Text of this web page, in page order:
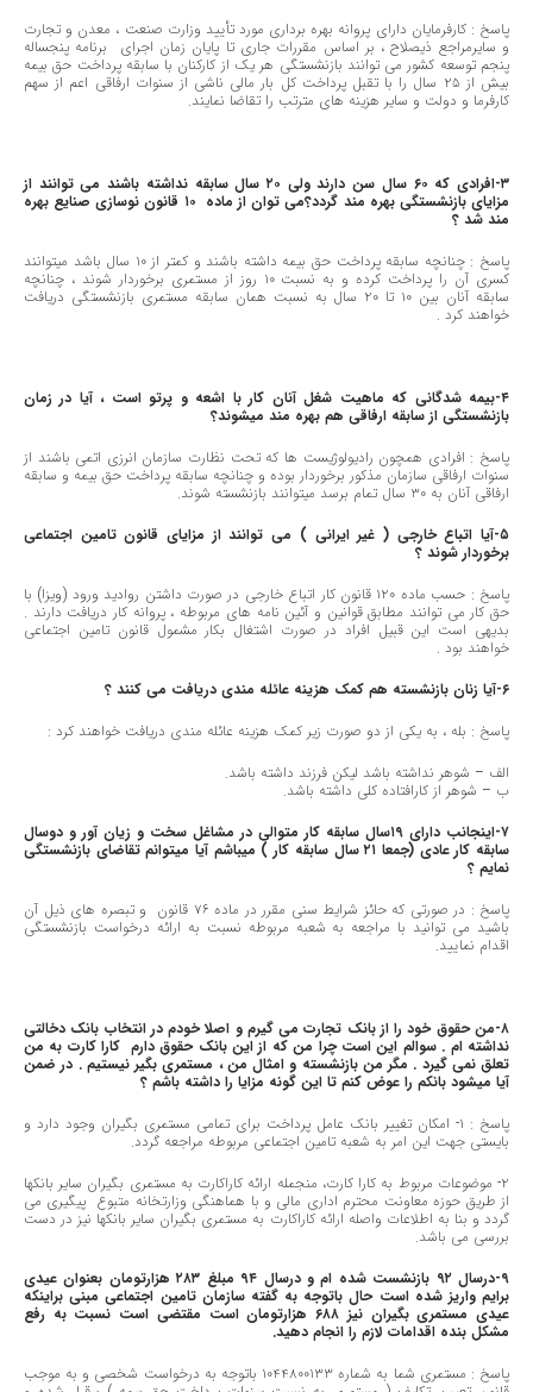
پاسخ : کارفرمایان دارای پروانه بهره برداری مورد تأیید وزارت صنعت ، معدن و تجارت
و سایرمراجع ذیصلاح ، بر اساس مقررات جاری تا پایان زمان اجرای برنامه پنجساله
پنجم توسعه کشور می توانند بازنشستگی هر یک از کارکنان با سابقه پرداخت حق بیمه
بیش از ٢٥ سال را با تقبل پرداخت کل بار مالی ناشی از سنوات ارفاقی اعم از سهم
کارفرما و دولت و سایر هزینه های مترتب را تقاضا نمایند.
٣-افرادی که ٦٠ سال سن دارند ولی ٢٠ سال سابقه نداشته باشند می توانند از
مزایای بازنشستگی بهره مند گردد؟ می توان از ماده ١٠ قانون نوسازی صنایع بهره
مند شد ؟
پاسخ : چنانچه سابقه پرداخت حق بیمه داشته باشند و کمتر از ١٠ سال باشد میتوانند
کسری آن را پرداخت کرده و به نسبت ١٠ روز از مستمری برخوردار شوند ، چنانچه
سابقه آنان بین ١٠ تا ٢٠ سال به نسبت همان سابقه مستمری بازنشستگی دریافت
خواهند کرد .
٤-بیمه شدگانی که ماهیت شغل آنان کار با اشعه و پرتو است ، آیا در زمان
بازنشستگی از سابقه ارفاقی هم بهره مند میشوند؟
پاسخ : افرادی همچون رادیولوژیست ها که تحت نظارت سازمان انرزی اتمی باشند از
سنوات ارفاقی سازمان مذکور برخوردار بوده و چنانچه سابقه پرداخت حق بیمه و سابقه
ارفاقی آنان به ٣٠ سال تمام برسد میتوانند بازنشسته شوند.
٥-آیا اتباع خارجی ( غیر ایرانی ) می توانند از مزایای قانون تامین اجتماعی
برخوردار شوند ؟
پاسخ : حسب ماده ١٢٠ قانون کار اتباع خارجی در صورت داشتن روادید ورود (ویزا) با
حق کار می توانند مطابق قوانین و آئین نامه های مربوطه ، پروانه کار دریافت دارند .
بدیهی است این قبیل افراد در صورت اشتغال بکار مشمول قانون تامین اجتماعی
خواهند بود .
٦-آیا زنان بازنشسته هم کمک هزینه عائله مندی دریافت می کنند ؟
پاسخ : بله ، به یکی از دو صورت زیر کمک هزینه عائله مندی دریافت خواهند کرد :
الف – شوهر نداشته باشد لیکن فرزند داشته باشد.
ب – شوهر از کارافتاده کلی داشته باشد.
٧-اینجانب دارای ١٩سال سابقه کار متوالی در مشاغل سخت و زیان آور و دوسال
سابقه کار عادی (جمعا ٢١ سال سابقه کار ) میباشم آیا میتوانم تقاضای بازنشستگی
نمایم ؟
پاسخ : در صورتی که حائز شرایط سنی مقرر در ماده ٧٦ قانون و تبصره های ذیل آن
باشید می توانید با مراجعه به شعبه مربوطه نسبت به ارائه درخواست بازنشستگی
اقدام نمایید.
٨-من حقوق خود را از بانک تجارت می گیرم و اصلا خودم در انتخاب بانک دخالتی
نداشته ام . سوالم این است چرا من که از این بانک حقوق دارم کارا کارت به من
تعلق نمی گیرد . مگر من بازنشسته و امثال من ، مستمری بگیر نیستیم . در ضمن
آیا میشود بانکم را عوض کنم تا این گونه مزایا را داشته باشم ؟
پاسخ : ١- امکان تغییر بانک عامل پرداخت برای تمامی مستمری بگیران وجود دارد و
بایستی جهت این امر به شعبه تامین اجتماعی مربوطه مراجعه گردد.
٢- موضوعات مربوط به کارا کارت، منجمله ارائه کاراکارت به مستمری بگیران سایر بانکها
از طریق حوزه معاونت محترم اداری مالی و با هماهنگی وزارتخانه متبوع پیگیری می
گردد و بنا به اطلاعات واصله ارائه کاراکارت به مستمری بگیران سایر بانکها نیز در دست
بررسی می باشد.
٩-درسال ٩٢ بازنشست شده ام و درسال ٩٤ مبلغ ٢٨٣ هزارتومان بعنوان عیدی
برایم واریز شده است حال باتوجه به گفته سازمان تامین اجتماعی مبنی براینکه
عیدی مستمری بگیران نیز ٦٨٨ هزارتومان است مقتضی است نسبت به رفع
مشکل بنده اقدامات لازم را انجام دهید.
پاسخ : مستمری شما به شماره ١٠٤٤٨٠٠١٣٣ باتوجه به درخواست شخصی و به موجب